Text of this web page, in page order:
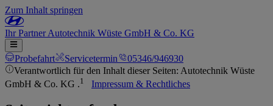
Zum Inhalt springen
IhrPartnerAutotechnik Wüste GmbH & Co. KG
Probefahrt Servicetermin
05346/946930
Verantwortlich für den Inhalt dieser Seiten: Autotechnik Wüste
GmbH & Co. KG .1 Impressum & Rechtliches